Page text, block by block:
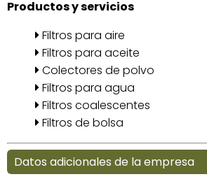
Productos y servicios
Filtros para aire
Filtros para aceite
Colectores de polvo
Filtros para agua
Filtros coalescentes
Filtros de bolsa
Datos adicionales de la empresa